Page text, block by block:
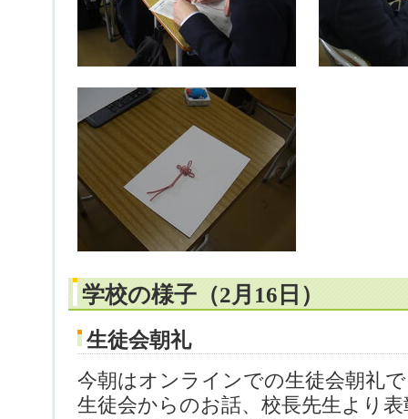
学校の様子（2月16日）
生徒会朝礼
今朝はオンラインでの生徒会朝礼
生徒会からのお話、校長先生より